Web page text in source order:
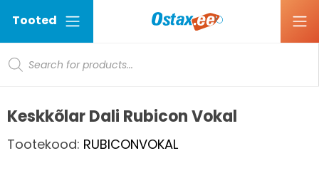
Tooted
Products search
Keskkõlar Dali Rubicon Vokal
Tootekood: RUBICONVOKAL